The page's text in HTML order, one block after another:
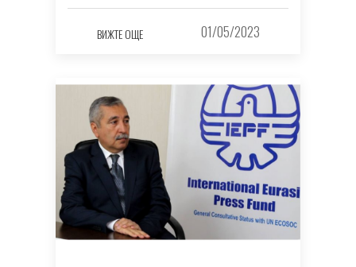
ВИЖТЕ ОЩЕ 01/05/2023